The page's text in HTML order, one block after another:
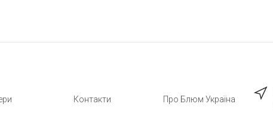
Контакти Про Блюм Україна